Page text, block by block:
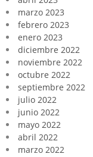
marzo 2023
febrero 2023
enero 2023
diciembre 2022
noviembre 2022
octubre 2022
septiembre 2022
julio 2022
junio 2022
mayo 2022
abril 2022
marzo 2022